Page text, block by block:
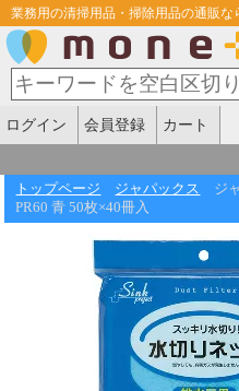
業務用の清掃用品・掃除用品の通販
ログイン 会員登録 カート
トップページ ジャパックス
ジ
PR60 青 50枚×40冊入